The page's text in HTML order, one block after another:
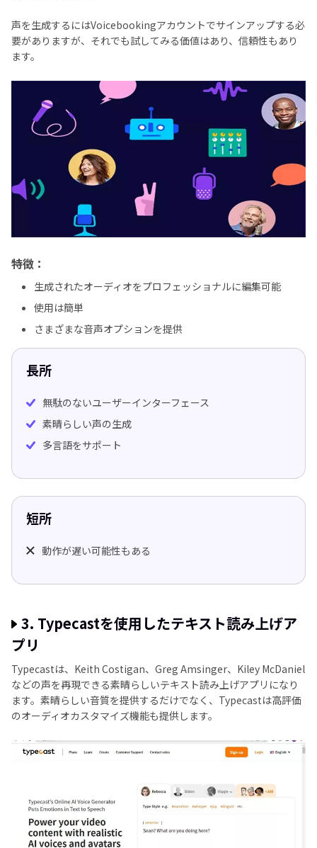
声を生成するにはVoicebookingアカウントでサインアップする必
要がありますが、それでも試してみる価値はあり、信頼性もあり
ます。
特徴：
生成されたオーディオをプロフェッショナルに編集可能
使用は簡単
さまざまな音声オプションを提供
長所
無駄のないユーザーインターフェース
素晴らしい声の生成
多言語をサポート
短所
動作が遅い可能性もある
3. Typecastを使用したテキスト読み上げア
プリ
Typecastは、Keith Costigan、Greg Amsinger、Kiley McDaniel
などの声を再現できる素晴らしいテキスト読み上げアプリになり
ます。素晴らしい音質を提供するだけでなく、Typecastは高評価
のオーディオカスタマイズ機能も提供します。